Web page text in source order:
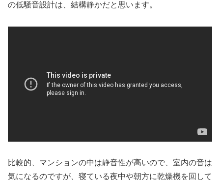
の低騒音設計は、結構静かだと思います。
比較的、マンションの中は静音性が高いので、室内の音は
気になるのですが、寝ている夜中や朝方に乾燥機を回して